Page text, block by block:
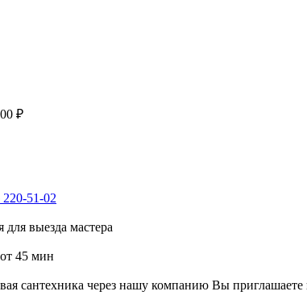
₽
51-02
выезда мастера
45 мин
сантехника через нашу компанию Вы приглашаете